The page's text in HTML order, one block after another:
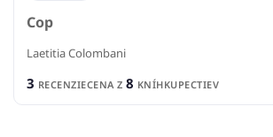
Cop
Laetitia Colombani
3 RECENZIECENA Z 8 KNÍHKUPECTIEV